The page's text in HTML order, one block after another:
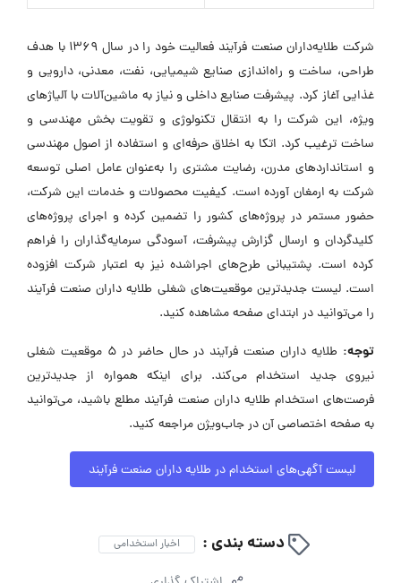
شرکت طلایه‌داران صنعت فرآیند فعالیت خود را در سال ۱۳۶۹ با هدف
طراحی، ساخت و راه‌اندازی صنایع شیمیایی، نفت، معدنی، دارویی و
غذایی آغاز کرد. پیشرفت صنایع داخلی و نیاز به ماشین‌آلات با آلیاژهای
ویژه، این شرکت را به انتقال تکنولوژی و تقویت بخش مهندسی و
ساخت ترغیب کرد. اتکا به اخلاق حرفه‌ای و استفاده از اصول مهندسی
و استانداردهای مدرن، رضایت مشتری را به‌عنوان عامل اصلی توسعه
شرکت به ارمغان آورده است. کیفیت محصولات و خدمات این شرکت،
حضور مستمر در پروژه‌های کشور را تضمین کرده و اجرای پروژه‌های
کلیدگردان و ارسال گزارش پیشرفت، آسودگی سرمایه‌گذاران را فراهم
کرده است. پشتیبانی طرح‌های اجراشده نیز به اعتبار شرکت افزوده
است. لیست جدیدترین موقعیت‌های شغلی طلایه داران صنعت فرآیند
را می‌توانید در ابتدای صفحه مشاهده کنید.
توجه:
طلایه داران صنعت فرآیند در حال حاضر در ۵ موقعیت شغلی
نیروی جدید استخدام می‌کند. برای اینکه همواره از جدیدترین
فرصت‌های استخدام طلایه داران صنعت فرآیند مطلع باشید، می‌توانید
به صفحه اختصاصی آن در جاب‌ویژن مراجعه کنید.
لیست آگهی‌های استخدام در طلایه داران صنعت فرآیند
دسته بندی : اخبار استخدامی